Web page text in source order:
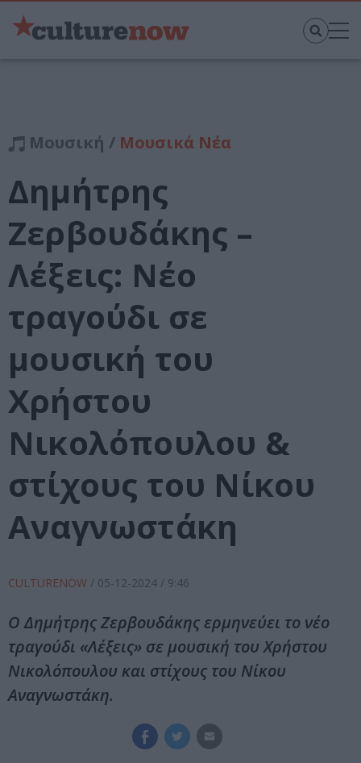
Μουσική / Μουσικά Νέα
Δημήτρης
Ζερβουδάκης –
Λέξεις: Νέο
τραγούδι σε
μουσική του
Χρήστου
Νικολόπουλου &
στίχους του Νίκου
Αναγνωστάκη
CULTURENOW / 05-12-2024 / 9:46
Ο Δημήτρης Ζερβουδάκης ερμηνεύει το νέο
τραγούδι «Λέξεις» σε μουσική του Χρήστου
Νικολόπουλου και στίχους του Νίκου
Αναγνωστάκη.